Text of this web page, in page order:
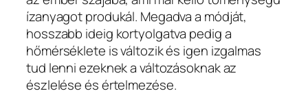
ízanyagot produkál. Megadva a módját,
hosszabb ideig kortyolgatva pedig a
hőmérséklete is változik és igen izgalmas
tud lenni ezeknek a változásoknak az
észlelése és értelmezése.